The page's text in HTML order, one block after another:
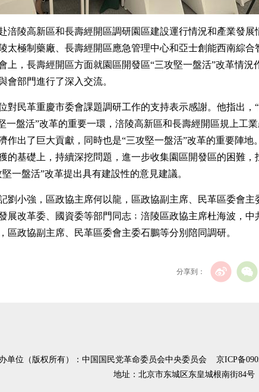
涪陵高新區和長壽經開區調研園區建設運行情況和產業發展
太極制藥廠、長壽經開區應急管理中心和亞士創能西南綜合
上，長壽經開區方面就園區開發區“三攻堅一盤活”改革情況
會部門進行了深入交流。
對民革重慶市委會課題調研工作的支持表示感謝。他指出，
一盤活”改革的重要一環，涪陵高新區和長壽經開區規上工
作出了巨大貢獻，同時也是“三攻堅一盤活”改革的重要陣地
的基礎上，持續深挖問題，進一步收集園區開發區的困難，
一盤活”改革提出具有建設性的意見建議。
劉小強，區政協主席何以龍，區政協副主席、民革區委會主
展改革委、國資委等部門同志﹔涪陵區政協主席杜海波，中
區政協副主席、民革區委會主委石鵬等分別陪同調研。
分享到：
单位（版权所有）：中国国民党革命委员会中央委员会 京ICP备
地址：北京市东城区东皇城根南街84